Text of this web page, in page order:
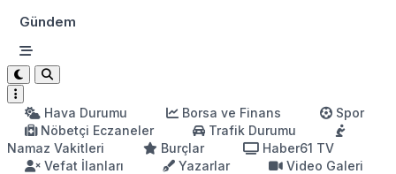
Gündem
Hava Durumu Borsa ve Finans
Spor
Nöbetçi Eczaneler
Trafik Durumu
Namaz Vakitleri
Burçlar
Haber61 TV
Vefat İlanları
Yazarlar
Video Galeri